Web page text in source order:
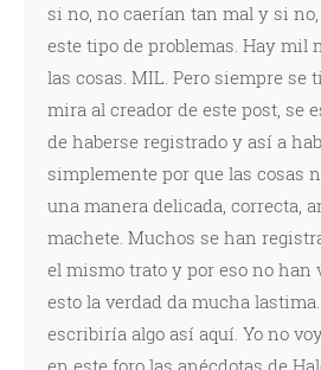
si no, no caerían tan mal y si
este tipo de problemas. Hay mil
las cosas. MIL. Pero siempre se
mira al creador de este post, se
de haberse registrado y así a
simplemente por que las cosas
una manera delicada, correcta,
machete. Muchos se han
el mismo trato y por eso no han
esto la verdad da mucha
escribiría algo así aquí. Yo no
en este foro las anécdotas de